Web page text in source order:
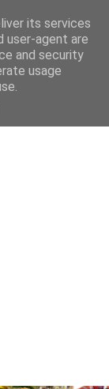
its services
user-agent are
and security
usage